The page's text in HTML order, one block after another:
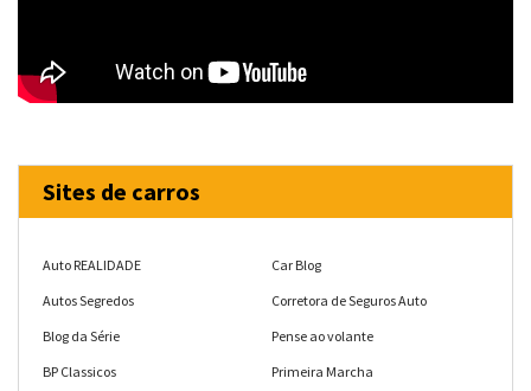
Sites de carros
Auto REALIDADE
Autos Segredos
Blog da Série
BP Classicos
Car Blog
Corretora de Seguros Auto
Pense ao volante
Primeira Marcha